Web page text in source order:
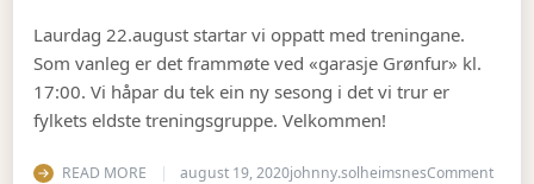
Laurdag 22.august startar vi oppatt med treningane.
Som vanleg er det frammøte ved «garasje Grønfur» kl.
17:00. Vi håpar du tek ein ny sesong i det vi trur er
fylkets eldste treningsgruppe. Velkommen!
READ MORE august 19, 2020johnny.solheimsnesCommenton